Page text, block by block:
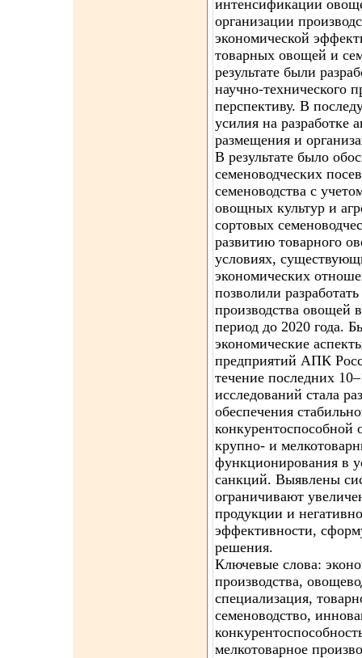
интенсификации
организации
экономической
товарных овощей и
результате были
научно-технического
перспективу. В
усилия на разработке
размещения и
В результате было
семеноводческих
семеноводства с
овощных культур и
сортовых
развитию товарного
условиях,
экономических
позволили
производства овощей
период до 2020 года.
экономические
предприятий АПК
течение последних
исследований стала
обеспечения
крупно- и
функционирования в
санкций. Выявлены
ограничивают
продукции и
эффективности,
решения.
Ключевые слова:
производства,
специализация,
семеноводство,
мелкотоварное